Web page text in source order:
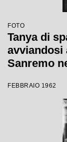
FOTO
Tanya di
avviandosi
Sanremo
FEBBRAIO 1962